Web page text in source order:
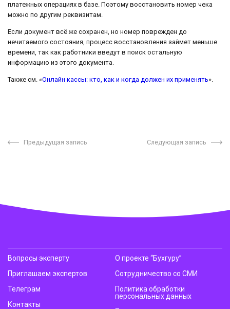
платежных операциях в базе. Поэтому восстановить номер чека
можно по другим реквизитам.
Если документ всё же сохранен, но номер поврежден до
нечитаемого состояния, процесс восстановления займет меньше
времени, так как работники введут в поиск остальную
информацию из этого документа.
Также см. «Онлайн кассы: кто, как и когда должен их применять».
Предыдущая запись Следующая запись
Вопросы эксперту
Приглашаем экспертов
Телеграм
Контакты
О проекте “Бухгуру”
Сотрудничество со СМИ
Политика обработки
персональных данных